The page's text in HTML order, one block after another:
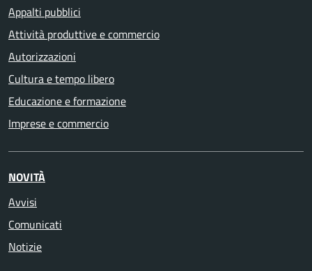
Appalti pubblici
Attività produttive e commercio
Autorizzazioni
Cultura e tempo libero
Educazione e formazione
Imprese e commercio
NOVITÀ
Avvisi
Comunicati
Notizie